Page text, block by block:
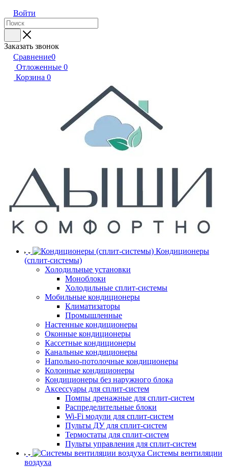
Войти
Заказать звонок
Сравнение0
Отложенные 0
Корзина 0
Кондиционеры
(сплит-системы)
Холодильные установки
Моноблоки
Холодильные сплит-системы
Мобильные кондиционеры
Климатизаторы
Промышленные
Настенные кондиционеры
Оконные кондиционеры
Кассетные кондиционеры
Канальные кондиционеры
Напольно-потолочные кондиционеры
Колонные кондиционеры
Кондиционеры без наружного блока
Аксессуары для сплит-систем
Помпы дренажные для сплит-систем
Распределительные блоки
Wi-Fi модули для сплит-систем
Пульты ДУ для сплит-систем
Термостаты для сплит-систем
Пульты управления для сплит-систем
Системы вентиляции
воздуха